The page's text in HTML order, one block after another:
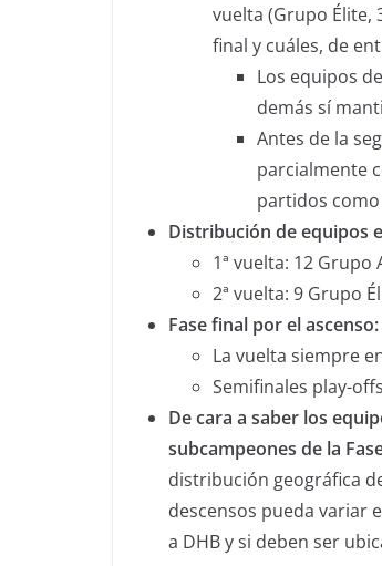
vuelta (Grupo Élite,
final y cuáles, de
Los equipos
demás sí
Antes de la
parcialmente
partidos
Distribución de equipos
1ª vuelta: 12 Grupo
2ª vuelta: 9 Grupo
Fase final por el
La vuelta siempre
Semifinales play-
De cara a saber los
subcampeones de la
distribución geográfica
descensos pueda variar
a DHB y si deben ser